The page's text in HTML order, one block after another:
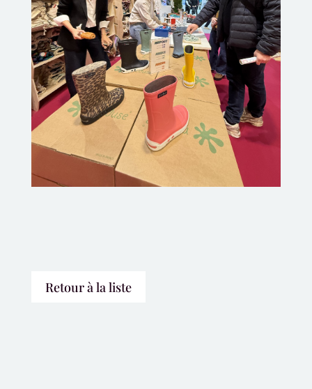
Retour à la liste